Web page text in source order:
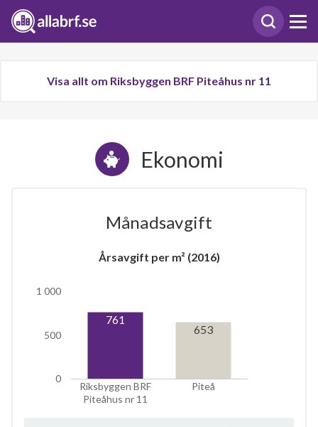
Visa allt om Riksbyggen BRF Piteåhus nr 11
Ekonomi
Månadsavgift
Årsavgift per m² (2016)
Riksbyggen BRF
Piteåhus nr 11
Piteå
0
500
1 000
761
653